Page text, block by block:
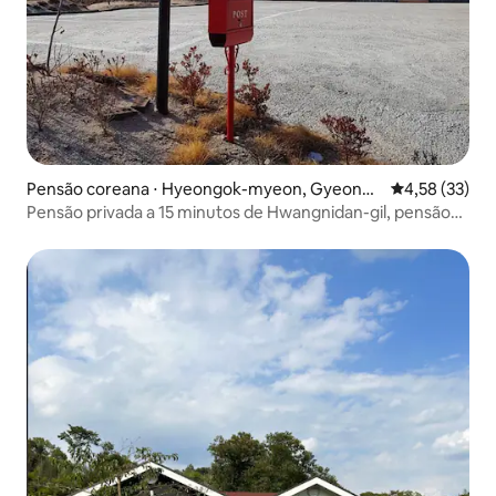
Pensão coreana ⋅ Hyeongok-myeon, Gyeongj
u-si
4,58 de uma
4,58 (33)
Pensão privada a 15 minutos de Hwangnidan-gil, pensão
cidade